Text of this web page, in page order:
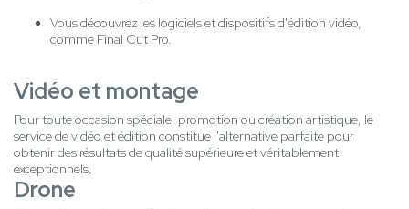
Vous découvrez les logiciels et dispositifs d'édition vidéo,
comme Final Cut Pro.
Vidéo et montage
Pour toute occasion spéciale, promotion ou création artistique, le
service de vidéo et édition constitue l'alternative parfaite pour
obtenir des résultats de qualité supérieure et véritablement
exceptionnels.
Drone